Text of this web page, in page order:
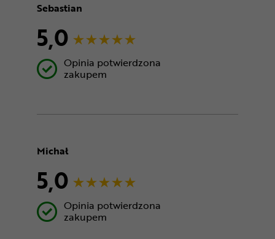
Sebastian
5,0
Opinia potwierdzona
zakupem
Michał
5,0
Opinia potwierdzona
zakupem